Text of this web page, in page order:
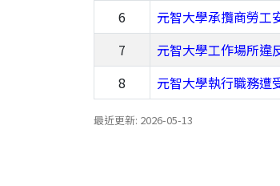
6
元智大學承攬商勞工
7
元智大學工作場所違
8
元智大學執行職務遭
最近更新: 2026-05-13